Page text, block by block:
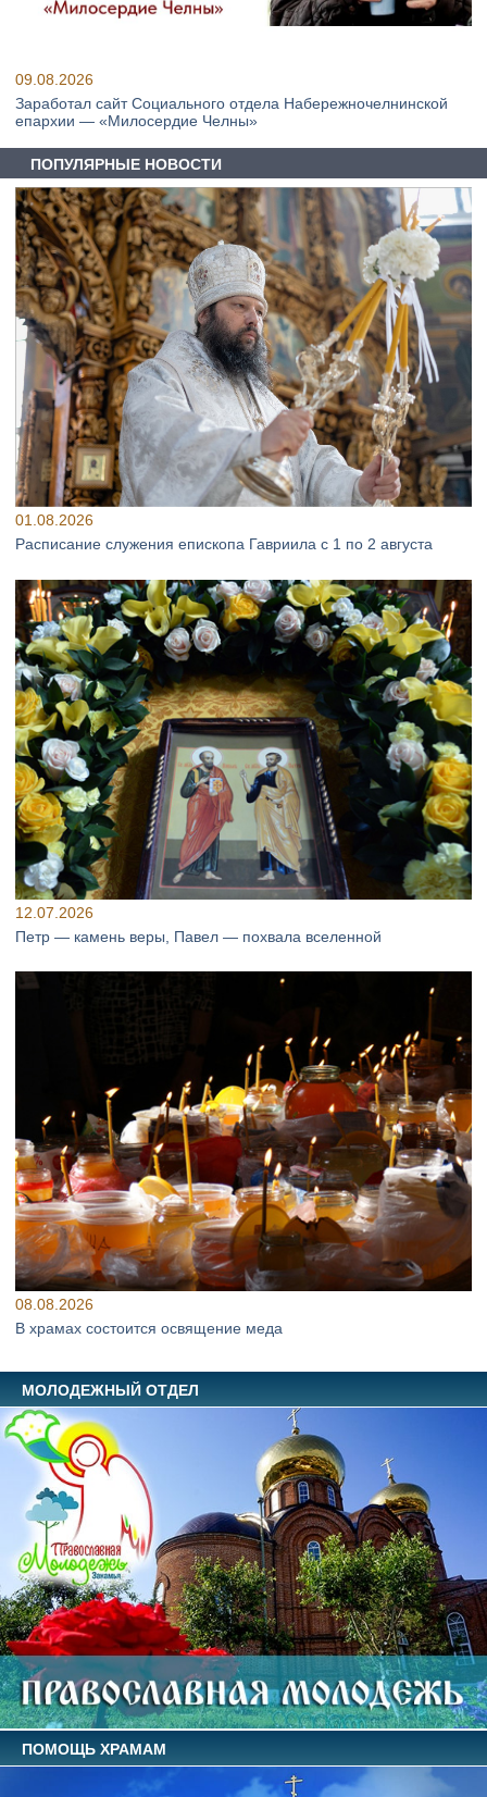
09.08.2026
Заработал сайт Социального отдела Набережночелнинской
епархии — «Милосердие Челны»
ПОПУЛЯРНЫЕ НОВОСТИ
01.08.2026
Расписание служения епископа Гавриила с 1 по 2 августа
12.07.2026
Петр — камень веры, Павел — похвала вселенной
08.08.2026
В храмах состоится освящение меда
МОЛОДЕЖНЫЙ ОТДЕЛ
ПОМОЩЬ ХРАМАМ